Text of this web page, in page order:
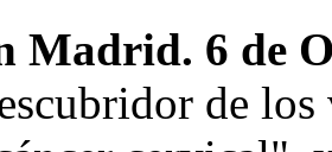
Madrid. 6 de
de